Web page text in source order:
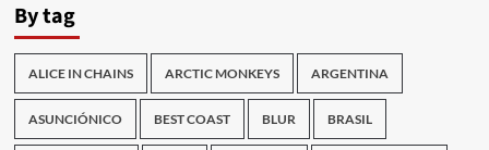
formadas
por
2
personas
By tag
ALICE IN CHAINS ARCTIC MONKEYS ARGENTINA
ASUNCIÓNICO BEST COAST BLUR BRASIL